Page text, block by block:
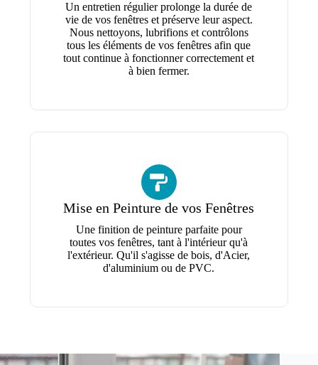
Un entretien régulier prolonge la durée de
vie de vos fenêtres et préserve leur aspect.
Nous nettoyons, lubrifions et contrôlons
tous les éléments de vos fenêtres afin que
tout continue à fonctionner correctement et
à bien fermer.
Mise en Peinture de vos Fenêtres
Une finition de peinture parfaite pour
toutes vos fenêtres, tant à l'intérieur qu'à
l'extérieur. Qu'il s'agisse de bois, d'Acier,
d'aluminium ou de PVC.